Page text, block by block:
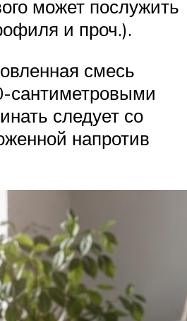
может послужить
и проч.).
смесь
сантиметровыми
следует со
напротив